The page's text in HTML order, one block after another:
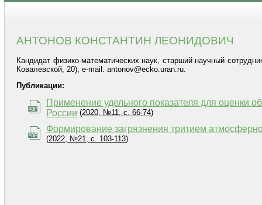
АНТОНОВ КОНСТАНТИН ЛЕОНИДОВИЧ
Кандидат физико-математических наук, старший научный
Ковалевской, 20), e-mail: antonov@ecko.uran.ru.
Публикации:
Применение удельного показателя для оценки
России (2020, №11, с. 66-74)
Формирование загрязнения тритием
(2022, №21, с. 103-113)